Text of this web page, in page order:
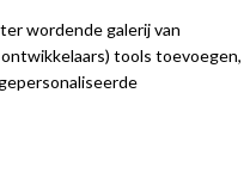
wordende galerij van
tools toevoegen,